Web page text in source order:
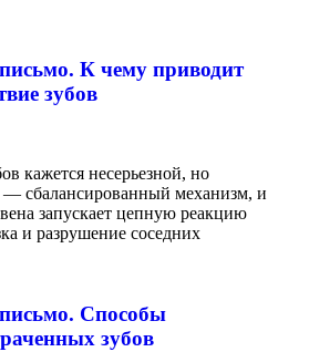
К чему приводит
зубов
кажется несерьезной, но
— сбалансированный механизм, и
запускает цепную реакцию
и разрушение соседних
Способы
зубов